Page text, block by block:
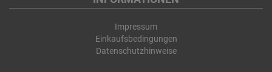
Impressum
Einkaufsbedingungen
Datenschutzhinweise